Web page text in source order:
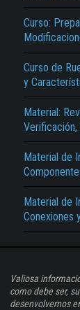
Curso:
Curso de
y
Material:
Material de
Material de
Conexiones
Valiosa
como debe ser,
desenvolvernos